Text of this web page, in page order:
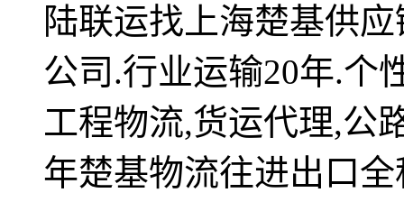
陆联运找上海楚基供
公司.行业运输20年.个
工程物流,货运代理,公
年楚基物流往进出口